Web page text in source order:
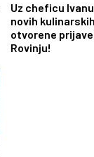
Uz cheficu
novih
otvorene
Rovinju!